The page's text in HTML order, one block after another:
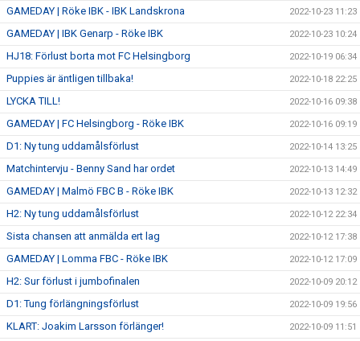
GAMEDAY | Röke IBK - IBK Landskrona 2022-10-23 11:23
GAMEDAY | IBK Genarp - Röke IBK 2022-10-23 10:24
HJ18: Förlust borta mot FC Helsingborg 2022-10-19 06:34
Puppies är äntligen tillbaka! 2022-10-18 22:25
LYCKA TILL! 2022-10-16 09:38
GAMEDAY | FC Helsingborg - Röke IBK 2022-10-16 09:19
D1: Ny tung uddamålsförlust 2022-10-14 13:25
Matchintervju - Benny Sand har ordet 2022-10-13 14:49
GAMEDAY | Malmö FBC B - Röke IBK 2022-10-13 12:32
H2: Ny tung uddamålsförlust 2022-10-12 22:34
Sista chansen att anmälda ert lag 2022-10-12 17:38
GAMEDAY | Lomma FBC - Röke IBK 2022-10-12 17:09
H2: Sur förlust i jumbofinalen 2022-10-09 20:12
D1: Tung förlängningsförlust 2022-10-09 19:56
KLART: Joakim Larsson förlänger! 2022-10-09 11:51